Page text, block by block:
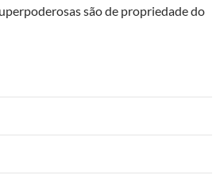
são de propriedade do